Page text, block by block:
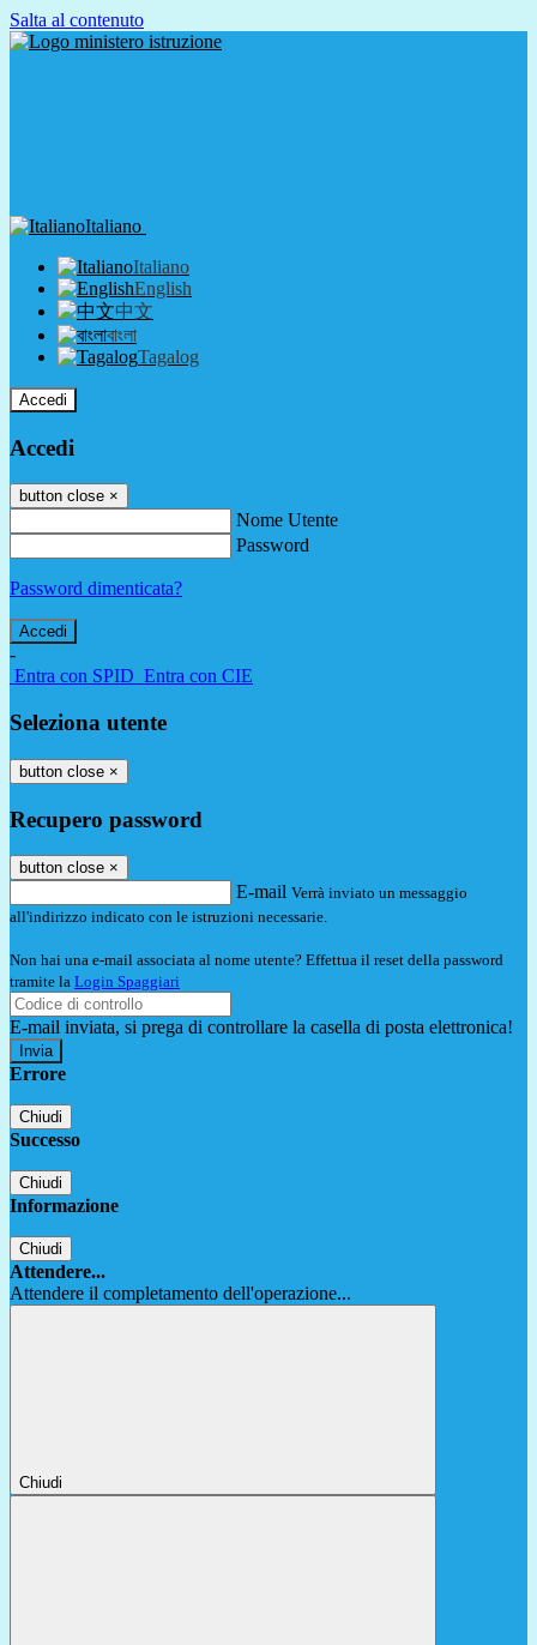
Salta al contenuto
Italiano
Italiano
English
中文
বাংলা
Tagalog
Accedi
Accedi
button close ×
Nome Utente
Password
Password dimenticata?
-
Entra con SPID Entra con CIE
Seleziona utente
button close ×
Recupero password
button close ×
E-mail Verrà inviato un messaggio
all'indirizzo indicato con le istruzioni necessarie.
Non hai una e-mail associata al nome utente? Effettua il reset della password
tramite la Login Spaggiari
E-mail inviata, si prega di controllare la casella di posta elettronica!
Errore
Chiudi
Successo
Chiudi
Informazione
Chiudi
Attendere...
Attendere il completamento dell'operazione...
Chiudi